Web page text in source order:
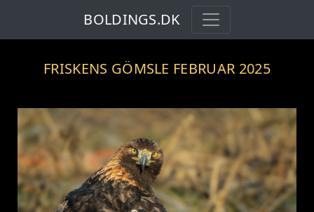
BOLDINGS.DK
FRISKENS GÖMSLE FEBRUAR 2025